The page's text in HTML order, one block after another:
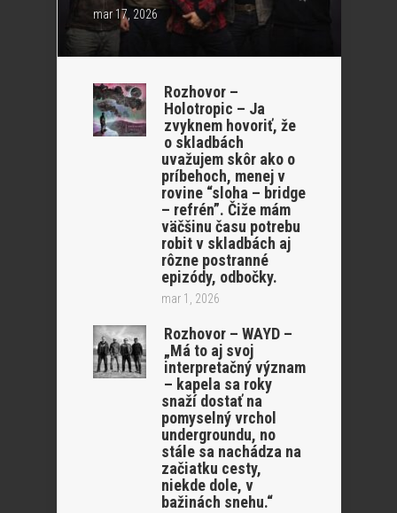
mar 17, 2026
Rozhovor –
Holotropic – Ja
zvyknem hovoriť, že
o skladbách
uvažujem skôr ako o
príbehoch, menej v
rovine “sloha – bridge
– refrén”. Čiže mám
väčšinu času potrebu
robit v skladbách aj
rôzne postranné
epizódy, odbočky.
mar 1, 2026
Rozhovor – WAYD –
„Má to aj svoj
interpretačný význam
– kapela sa roky
snaží dostať na
pomyselný vrchol
undergroundu, no
stále sa nachádza na
začiatku cesty,
niekde dole, v
bažinách snehu.“